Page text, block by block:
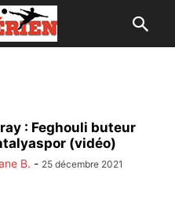
: Feghouli buteur
(vidéo)
B. - 25 décembre 2021